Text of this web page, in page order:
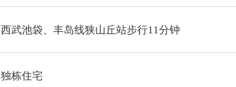
西武池袋、丰岛线狭山丘站步行11分钟
独栋住宅